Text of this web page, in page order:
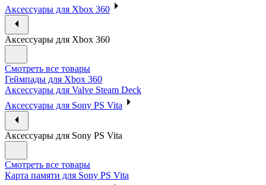
Аксессуары для Xbox 360
Аксессуары для Xbox 360
Смотреть все товары
Геймпады для Xbox 360
Аксессуары для Valve Steam Deck
Аксессуары для Sony PS Vita
Аксессуары для Sony PS Vita
Смотреть все товары
Карта памяти для Sony PS Vita